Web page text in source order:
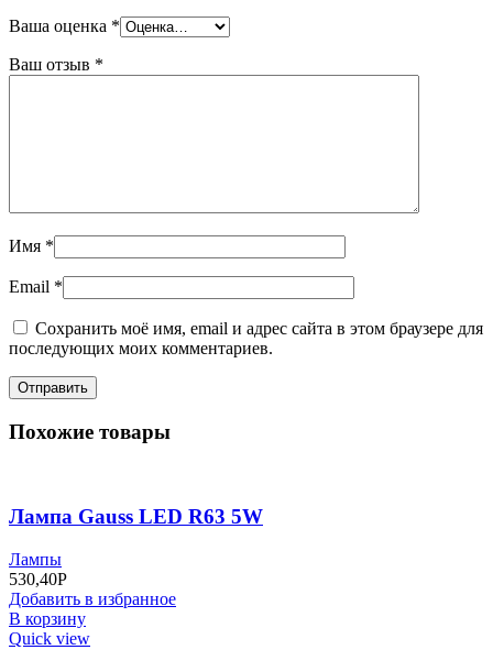
Ваша оценка *
Ваш отзыв *
Имя *
Email *
Сохранить моё имя, email и адрес сайта в этом браузере для
последующих моих комментариев.
Похожие товары
Лампа Gauss LED R63 5W
Лампы
530,40Р
Добавить в избранное
В корзину
Quick view